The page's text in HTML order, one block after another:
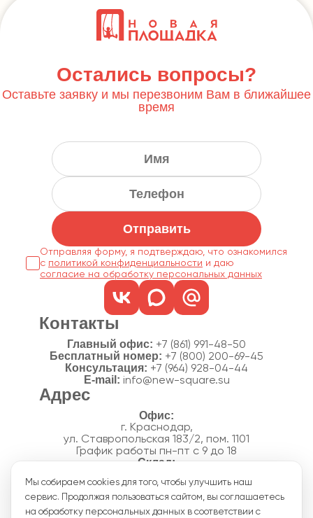
Остались вопросы?
Оставьте заявку и мы перезвоним Вам в ближайшее
время
Отправить
Отправляя форму, я подтверждаю, что ознакомился
с политикой конфиденциальности
согласие на обработку персональных данных
Контакты
Главный офис: +7 (861) 991-48-50
Бесплатный номер: +7 (800) 200-69-45
Консультация: +7 (964) 928-04-44
E-mail: info@new-square.su
Адрес
г. Краснодар,
ул. Ставропольская 183/2, пом. 1101
График работы пн-пт с 9 до 18
п. Новознаменский, ул.Производственная, 15
График работы склада пн-пт с 8 до 18
Акции
Мы собираем cookies для того, чтобы улучшить наш
сервис. Продолжая пользоваться сайтом, вы соглашаетесь
на обработку персональных данных в соответствии с